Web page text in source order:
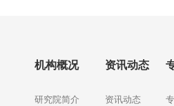
机构概况
研究院简介
资讯动态
资讯动态